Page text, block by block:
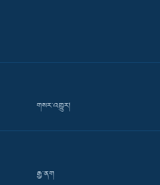
གསར་འགྱུར།
རྒྱ་ནག